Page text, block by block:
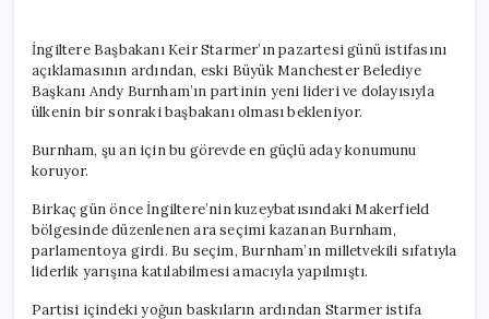
Burnham
kimdir?
için
İngiltere Başbakanı Keir Starmer’ın pazartesi günü istifasını
açıklamasının ardından, eski Büyük Manchester Belediye
Başkanı Andy Burnham’ın partinin yeni lideri ve dolayısıyla
ülkenin bir sonraki başbakanı olması bekleniyor.
Burnham, şu an için bu görevde en güçlü aday konumunu
koruyor.
Birkaç gün önce İngiltere’nin kuzeybatısındaki Makerfield
bölgesinde düzenlenen ara seçimi kazanan Burnham,
parlamentoya girdi. Bu seçim, Burnham’ın milletvekili sıfatıyla
liderlik yarışına katılabilmesi amacıyla yapılmıştı.
Partisi içindeki yoğun baskıların ardından Starmer istifa